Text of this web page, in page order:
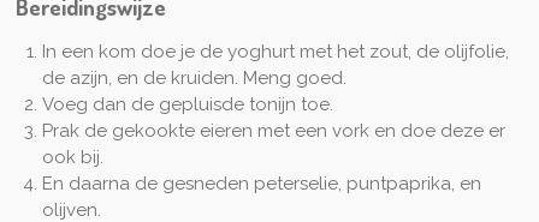
Bereidingswijze
In een kom doe je de yoghurt met het zout, de olijfolie,
de azijn, en de kruiden. Meng goed.
Voeg dan de gepluisde tonijn toe.
Prak de gekookte eieren met een vork en doe deze er
ook bij.
En daarna de gesneden peterselie, puntpaprika, en
olijven.